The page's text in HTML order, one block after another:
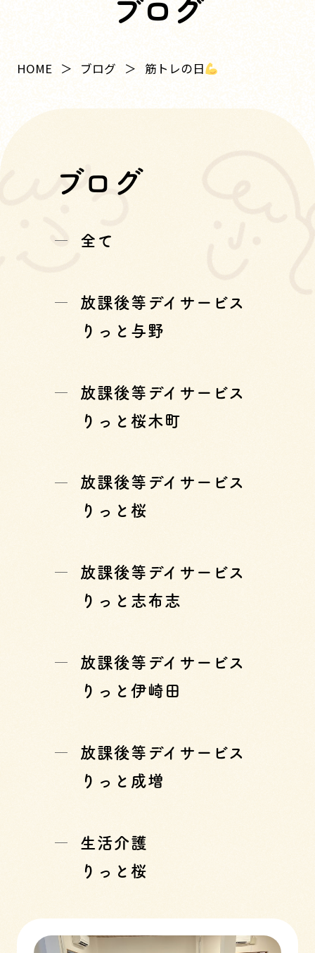
ブログ
HOME ブログ 筋トレの日
ブログ
全て
放課後等デイサービス
りっと与野
放課後等デイサービス
りっと桜木町
放課後等デイサービス
りっと桜
放課後等デイサービス
りっと志布志
放課後等デイサービス
りっと伊崎田
放課後等デイサービス
りっと成増
生活介護
りっと桜